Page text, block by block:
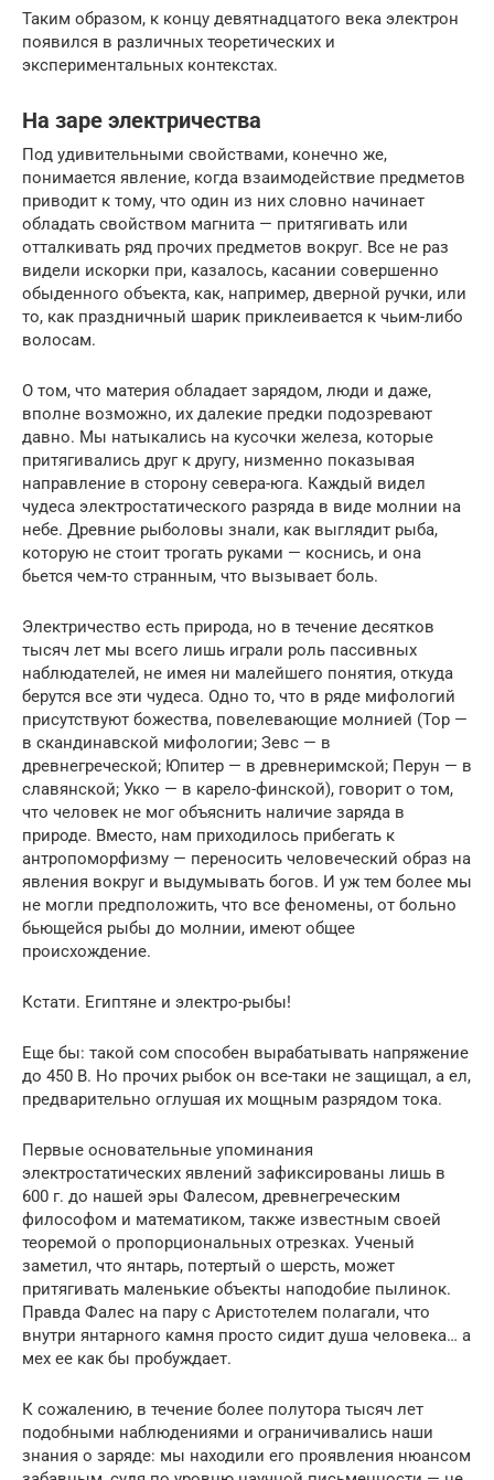
Таким образом, к концу девятнадцатого века электрон
появился в различных теоретических и
экспериментальных контекстах.
На заре электричества
Под удивительными свойствами, конечно же,
понимается явление, когда взаимодействие предметов
приводит к тому, что один из них словно начинает
обладать свойством магнита — притягивать или
отталкивать ряд прочих предметов вокруг. Все не раз
видели искорки при, казалось, касании совершенно
обыденного объекта, как, например, дверной ручки, или
то, как праздничный шарик приклеивается к чьим-либо
волосам.
О том, что материя обладает зарядом, люди и даже,
вполне возможно, их далекие предки подозревают
давно. Мы натыкались на кусочки железа, которые
притягивались друг к другу, низменно показывая
направление в сторону севера-юга. Каждый видел
чудеса электростатического разряда в виде молнии на
небе. Древние рыболовы знали, как выглядит рыба,
которую не стоит трогать руками — коснись, и она
бьется чем-то странным, что вызывает боль.
Электричество есть природа, но в течение десятков
тысяч лет мы всего лишь играли роль пассивных
наблюдателей, не имея ни малейшего понятия, откуда
берутся все эти чудеса. Одно то, что в ряде мифологий
присутствуют божества, повелевающие молнией (Тор —
в скандинавской мифологии; Зевс — в
древнегреческой; Юпитер — в древнеримской; Перун — в
славянской; Укко — в карело-финской), говорит о том,
что человек не мог объяснить наличие заряда в
природе. Вместо, нам приходилось прибегать к
антропоморфизму — переносить человеческий образ на
явления вокруг и выдумывать богов. И уж тем более мы
не могли предположить, что все феномены, от больно
бьющейся рыбы до молнии, имеют общее
происхождение.
Кстати. Египтяне и электро-рыбы!
Еще бы: такой сом способен вырабатывать напряжение
до 450 В. Но прочих рыбок он все-таки не защищал, а ел,
предварительно оглушая их мощным разрядом тока.
Первые основательные упоминания
электростатических явлений зафиксированы лишь в
600 г. до нашей эры Фалесом, древнегреческим
философом и математиком, также известным своей
теоремой о пропорциональных отрезках. Ученый
заметил, что янтарь, потертый о шерсть, может
притягивать маленькие объекты наподобие пылинок.
Правда Фалес на пару с Аристотелем полагали, что
внутри янтарного камня просто сидит душа человека… а
мех ее как бы пробуждает.
К сожалению, в течение более полутора тысяч лет
подобными наблюдениями и ограничивались наши
знания о заряде: мы находили его проявления нюансом